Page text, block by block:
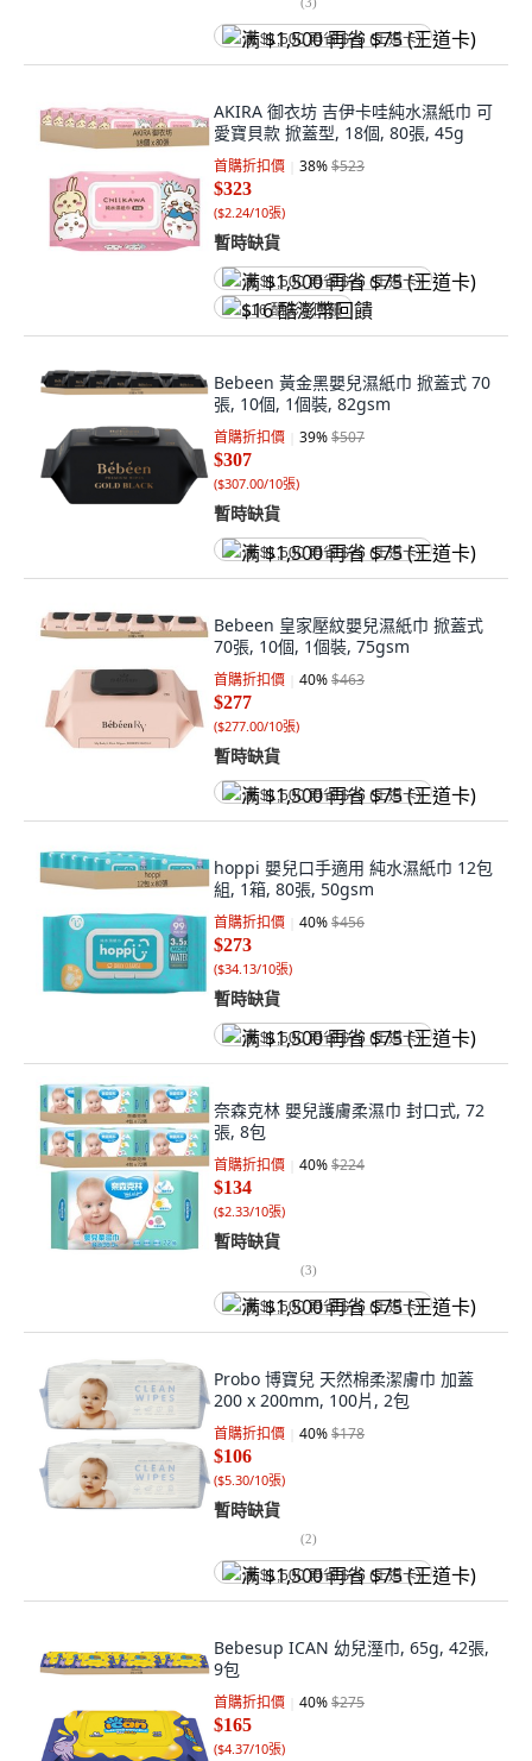
满 $1,500 再省 $75 (王道卡)
AKIRA 御衣坊 吉伊卡哇純水濕紙巾 可
愛寶貝款 掀蓋型, 18個, 80張, 45g
首購折扣價 38%$523
$323
($2.24/10張)
暫時缺貨
满 $1,500 再省 $75 (王道卡)
$16 酷澎幣回饋
Bebeen 黃金黑嬰兒濕紙巾 掀蓋式 70
張, 10個, 1個裝, 82gsm
首購折扣價 39%$507
$307
($307.00/10張)
暫時缺貨
满 $1,500 再省 $75 (王道卡)
Bebeen 皇家壓紋嬰兒濕紙巾 掀蓋式
70張, 10個, 1個裝, 75gsm
首購折扣價 40%$463
$277
($277.00/10張)
暫時缺貨
满 $1,500 再省 $75 (王道卡)
hoppi 嬰兒口手適用 純水濕紙巾 12包
組, 1箱, 80張, 50gsm
首購折扣價 40%$456
$273
($34.13/10張)
暫時缺貨
满 $1,500 再省 $75 (王道卡)
奈森克林 嬰兒護膚柔濕巾 封口式, 72
張, 8包
首購折扣價 40%$224
$134
($2.33/10張)
暫時缺貨
(3)
满 $1,500 再省 $75 (王道卡)
Probo 博寶兒 天然棉柔潔膚巾 加蓋
200 x 200mm, 100片, 2包
首購折扣價 40%$178
$106
($5.30/10張)
暫時缺貨
(2)
满 $1,500 再省 $75 (王道卡)
Bebesup ICAN 幼兒溼巾, 65g, 42張,
9包
首購折扣價 40%$275
$165
($4.37/10張)